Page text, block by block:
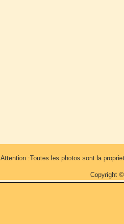
Attention :Toutes les photos sont la
Copyright